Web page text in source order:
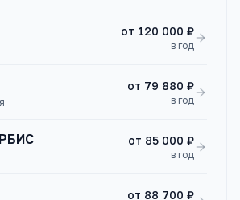
от 120 000 ₽
в год
от 79 880 ₽
в год
от 85 000 ₽
в год
от 88 700 ₽